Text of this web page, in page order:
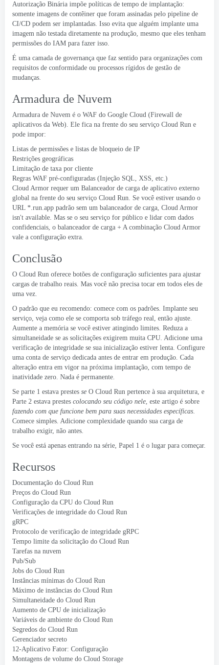
Autorização Binária impõe políticas de tempo de implantação:
somente imagens de contêiner que foram assinadas pelo pipeline de
CI/CD podem ser implantadas. Isso evita que alguém implante uma
imagem não testada diretamente na produção, mesmo que eles tenham
permissões do IAM para fazer isso.
É uma camada de governança que faz sentido para organizações com
requisitos de conformidade ou processos rígidos de gestão de
mudanças.
Armadura de Nuvem
Armadura de Nuvem é o WAF do Google Cloud (Firewall de
aplicativos da Web). Ele fica na frente do seu serviço Cloud Run e
pode impor:
Listas de permissões e listas de bloqueio de IP
Restrições geográficas
Limitação de taxa por cliente
Regras WAF pré-configuradas (Injeção SQL, XSS, etc.)
Cloud Armor requer um Balanceador de carga de aplicativo externo
global na frente do seu serviço Cloud Run. Se você estiver usando o
URL *.run.app padrão sem um balanceador de carga, Cloud Armor
isn't available. Mas se o seu serviço for público e lidar com dados
confidenciais, o balanceador de carga + A combinação Cloud Armor
vale a configuração extra.
Conclusão
O Cloud Run oferece botões de configuração suficientes para ajustar
cargas de trabalho reais. Mas você não precisa tocar em todos eles de
uma vez.
O padrão que eu recomendo: comece com os padrões. Implante seu
serviço, veja como ele se comporta sob tráfego real, então ajuste.
Aumente a memória se você estiver atingindo limites. Reduza a
simultaneidade se as solicitações exigirem muita CPU. Adicione uma
verificação de integridade se sua inicialização estiver lenta. Configure
uma conta de serviço dedicada antes de entrar em produção. Cada
alteração entra em vigor na próxima implantação, com tempo de
inatividade zero. Nada é permanente.
Se parte 1 estava prestes se O Cloud Run pertence à sua arquitetura, e
Parte 2 estava prestes colocando seu código nele, este artigo é sobre
fazendo com que funcione bem para suas necessidades específicas.
Comece simples. Adicione complexidade quando sua carga de
trabalho exigir, não antes.
Se você está apenas entrando na série, Papel 1 é o lugar para começar.
Recursos
Documentação do Cloud Run
Preços do Cloud Run
Configuração da CPU do Cloud Run
Verificações de integridade do Cloud Run
gRPC
Protocolo de verificação de integridade gRPC
Tempo limite da solicitação do Cloud Run
Tarefas na nuvem
Pub/Sub
Jobs do Cloud Run
Instâncias mínimas do Cloud Run
Máximo de instâncias do Cloud Run
Simultaneidade do Cloud Run
Aumento de CPU de inicialização
Variáveis ​​de ambiente do Cloud Run
Segredos do Cloud Run
Gerenciador secreto
12-Aplicativo Fator: Configuração
Montagens de volume do Cloud Storage